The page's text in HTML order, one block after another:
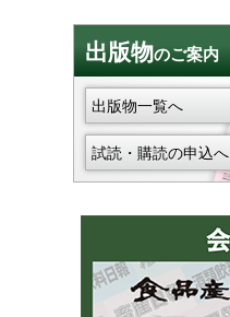
出版物のご案内
出版物一覧へ
試読・購読の申込へ